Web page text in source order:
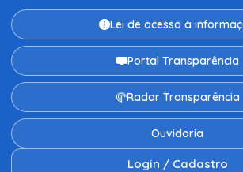
Lei de acesso à
Portal Transparência
Radar Transparência
Ouvidoria
Login / Cadastro